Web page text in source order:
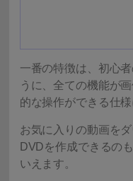
一番の特徴は、初心
うに、全ての機能が
的な操作ができる仕
お気に入りの動画を
DVDを作成できるの
いえます。